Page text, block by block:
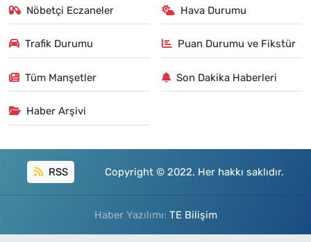
Nöbetçi Eczaneler Hava Durumu
Trafik Durumu Puan Durumu ve Fikstür
Tüm Manşetler Son Dakika Haberleri
Haber Arşivi
RSS Copyright © 2022. Her hakkı saklıdır.
Haber Yazılımı: TE Bilişim